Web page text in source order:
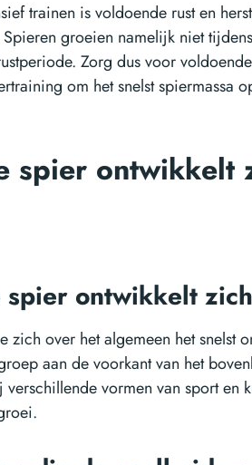
trainen is voldoende rust en
groeien namelijk niet
Zorg dus voor
om het snelst spiermassa
spier ontwikkelt
ontwikkelt
zich over het algemeen het snelst
aan de voorkant van het
vormen van sport en